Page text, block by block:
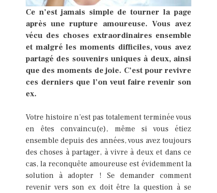
Ce n’est jamais simple de tourner la page
après une rupture amoureuse. Vous avez
vécu des choses extraordinaires ensemble
et malgré les moments difficiles, vous avez
partagé des souvenirs uniques à deux, ainsi
que des moments de joie. C’est pour revivre
ces derniers que l’on veut faire revenir son
ex.
Votre histoire n’est pas totalement terminée vous
en êtes convaincu(e), même si vous étiez
ensemble depuis des années, vous avez toujours
des choses à partager, à vivre à deux et dans ce
cas, la reconquête amoureuse est évidemment la
solution à adopter ! Se demander comment
revenir vers son ex doit être la question à se